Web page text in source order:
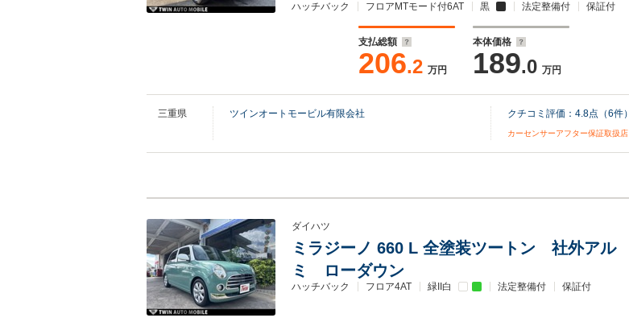
ハッチバック フロアMTモード付6AT 黒 法定整備付 保証付
支払総額
206.2 万円
本体価格
189.0 万円
三重県 ツインオートモービル有限会社 クチコミ評価： 4.8点（6件）
カーセンサーアフター保証取扱店
ダイハツ
ミラジーノ 660 L 全塗装ツートン 社外アル
ミ ローダウン
ハッチバック フロア4AT 緑II白 法定整備付 保証付